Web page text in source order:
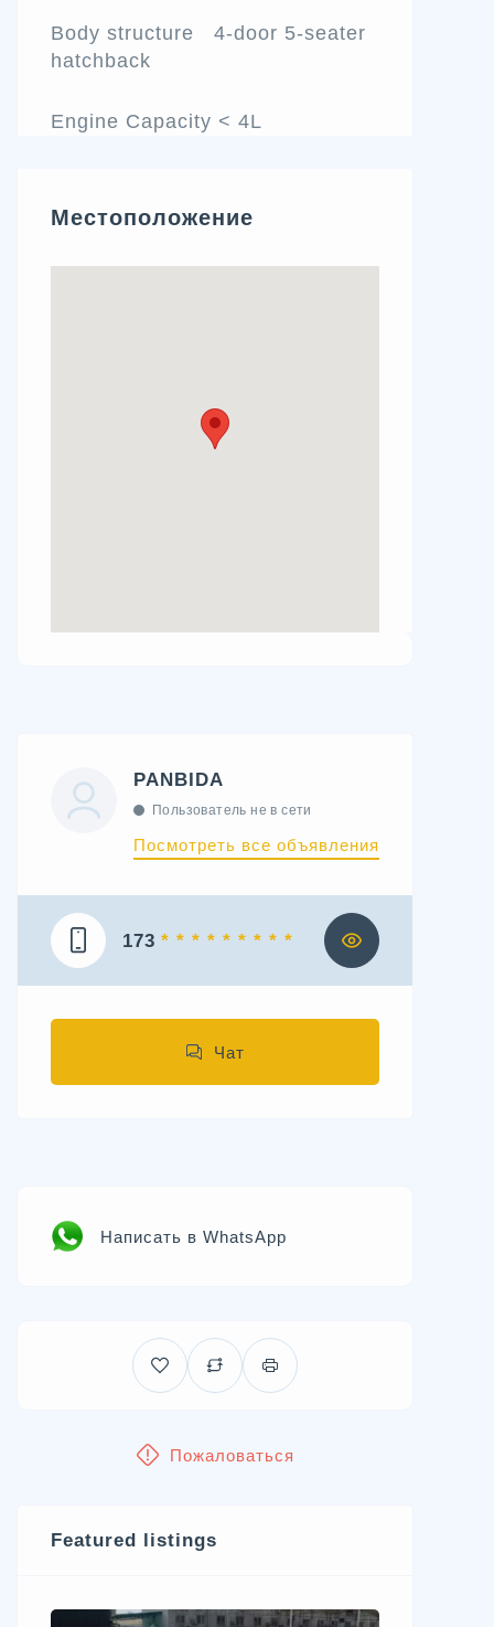
Body structure 4-door 5-seater
hatchback
Engine Capacity < 4L
Местоположение
PANBIDA
Пользователь не в сети
Посмотреть все объявления
173 * * * * * * * * *
Чат
Написать в WhatsApp
Пожаловаться
Featured listings